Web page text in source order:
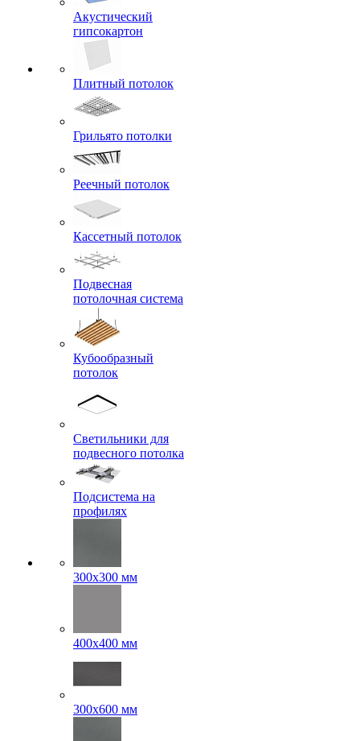
Акустический
гипсокартон
Плитный потолок
Грильято потолки
Реечный потолок
Кассетный потолок
Подвесная
потолочная система
Кубообразный
потолок
Светильники для
подвесного потолка
Подсистема на
профилях
300x300 мм
400х400 мм
300x600 мм